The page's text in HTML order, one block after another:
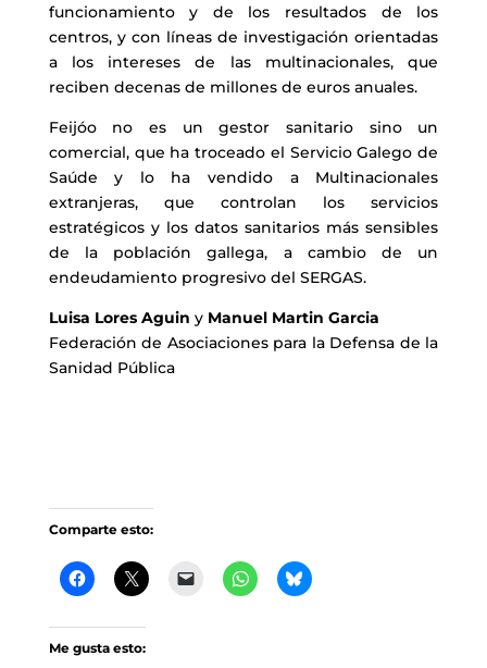
funcionamiento y de los resultados de los
centros, y con líneas de investigación orientadas
a los intereses de las multinacionales, que
reciben decenas de millones de euros anuales.
Feijóo no es un gestor sanitario sino un
comercial, que ha troceado el Servicio Galego de
Saúde y lo ha vendido a Multinacionales
extranjeras, que controlan los servicios
estratégicos y los datos sanitarios más sensibles
de la población gallega, a cambio de un
endeudamiento progresivo del SERGAS.
Luisa Lores Aguin y Manuel Martin Garcia
Federación de Asociaciones para la Defensa de la
Sanidad Pública
Comparte esto:
Me gusta esto: